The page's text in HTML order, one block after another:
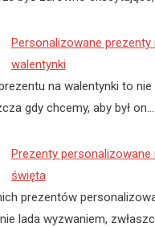
Personalizowane prezenty
walentynki
na walentynki to nie
gdy chcemy, aby był on…
Prezenty personalizowane
święta
prezentów
lada wyzwaniem,